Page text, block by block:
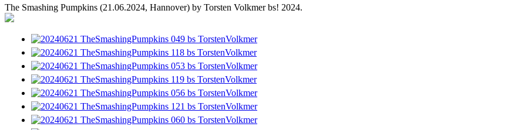
The Smashing Pumpkins (21.06.2024, Hannover) by Torsten Volkmer bs! 2024.